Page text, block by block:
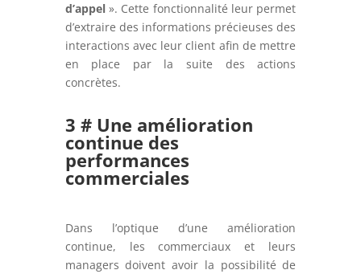
d’appel». Cette fonctionnalité leur permet
d’extraire des informations précieuses des
interactions avec leur client afin de mettre
en place par la suite des actions
concrètes.
3 # Une amélioration
continue des
performances
commerciales
Dans l’optique d’une amélioration
continue, les commerciaux et leurs
managers doivent avoir la possibilité de